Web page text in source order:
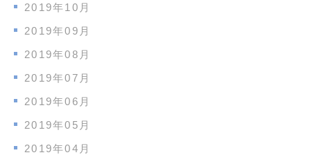
2019年10月
2019年09月
2019年08月
2019年07月
2019年06月
2019年05月
2019年04月